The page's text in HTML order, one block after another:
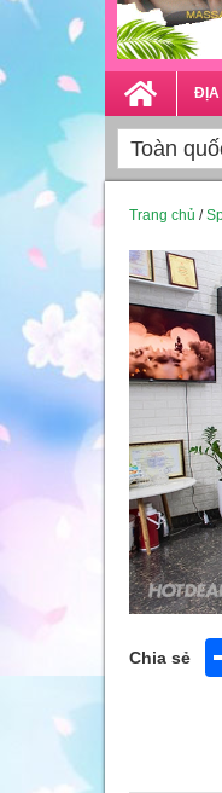
ĐỊA
Trang chủ /
Chia sẻ